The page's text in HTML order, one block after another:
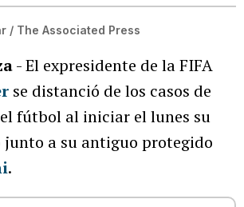
/ The Associated Press
- El expresidente de la FIFA
se distanció de los casos de
fútbol al iniciar el lunes su
junto a su antiguo protegido
.